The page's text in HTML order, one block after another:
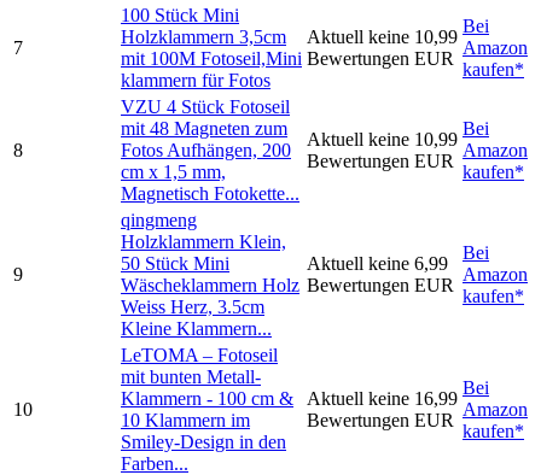
7
100 Stück Mini
Holzklammern 3,5cm
mit 100M Fotoseil,Mini
klammern für Fotos
Aktuell keine
Bewertungen
10,99
EUR
Bei
Amazon
kaufen*
8
VZU 4 Stück Fotoseil
mit 48 Magneten zum
Fotos Aufhängen, 200
cm x 1,5 mm,
Magnetisch Fotokette...
Aktuell keine
Bewertungen
10,99
EUR
Bei
Amazon
kaufen*
9
qingmeng
Holzklammern Klein,
50 Stück Mini
Wäscheklammern Holz
Weiss Herz, 3.5cm
Kleine Klammern...
Aktuell keine
Bewertungen
6,99
EUR
Bei
Amazon
kaufen*
10
LeTOMA – Fotoseil
mit bunten Metall-
Klammern - 100 cm &
10 Klammern im
Smiley-Design in den
Farben...
Aktuell keine
Bewertungen
16,99
EUR
Bei
Amazon
kaufen*